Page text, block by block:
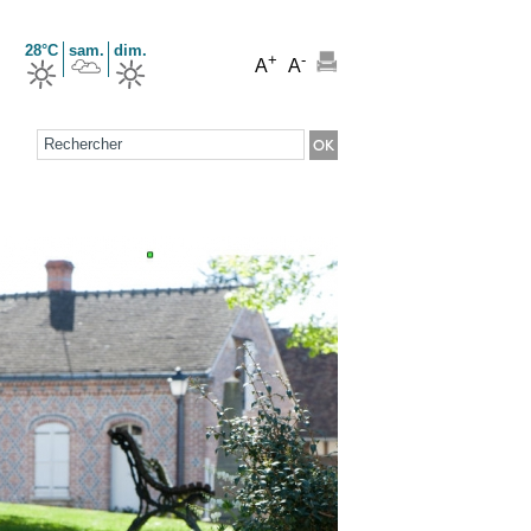
28°C sam. dim.
A+ A-
Formulaire de recherche